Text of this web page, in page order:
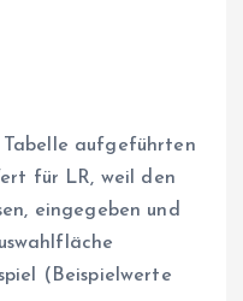
aufgeführten
für LR, weil den
eingegeben und
(Beispielwerte